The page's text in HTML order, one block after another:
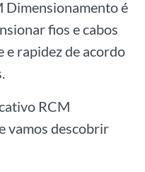
Dimensionamento é
fios e cabos
e rapidez de acordo
RCM
vamos descobrir